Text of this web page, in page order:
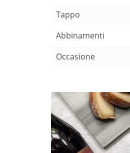
Tappo
Abbinamenti
Occasione